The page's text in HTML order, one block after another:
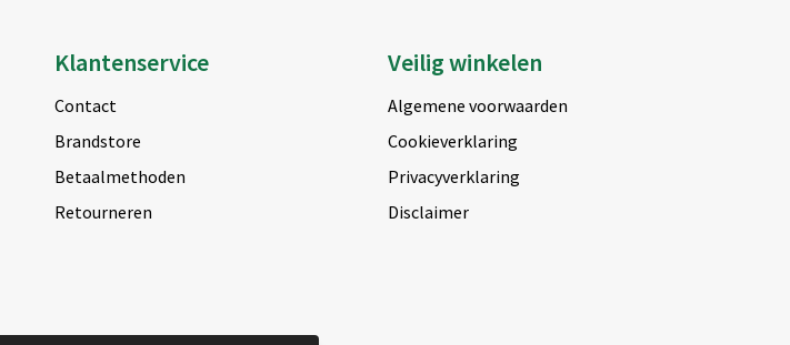
Klantenservice
Contact
Brandstore
Betaalmethoden
Retourneren
Veilig winkelen
Algemene voorwaarden
Cookieverklaring
Privacyverklaring
Disclaimer